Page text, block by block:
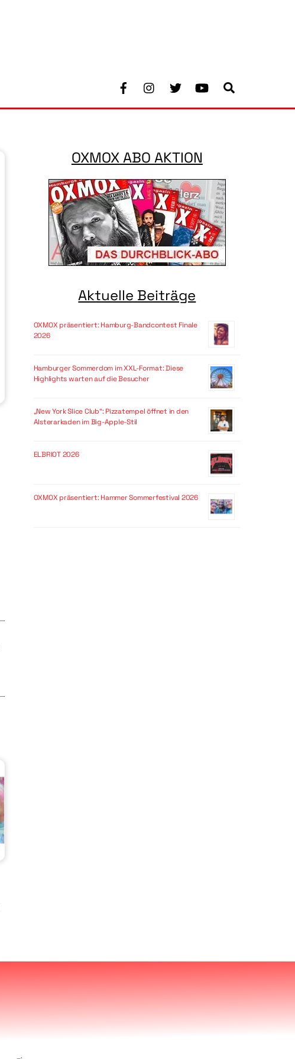
Facebook Youtube
OXMOX ABO AKTION
Aktuelle Beiträge
OXMOX präsentiert: Hamburg-Bandcontest Finale
2026
Hamburger Sommerdom im XXL-Format: Diese
Highlights warten auf die Besucher
„New York Slice Club“: Pizzatempel öffnet in den
Alsterarkaden im Big-Apple-Stil
ELBRIOT 2026
OXMOX präsentiert: Hammer Sommerfestival 2026